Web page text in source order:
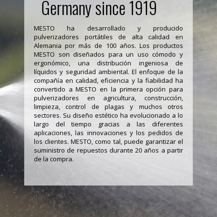
Germany since 1919
MESTO ha desarrollado y producido
pulverizadores portátiles de alta calidad en
Alemania por más de 100 años. Los productos
MESTO son diseñados para un uso cómodo y
ergonómico, una distribución ingeniosa de
líquidos y seguridad ambiental. El enfoque de la
compañía en calidad, eficiencia y la fiabilidad ha
convertido a MESTO en la primera opción para
pulverizadores en agricultura, construcción,
limpieza, control de plagas y muchos otros
sectores. Su diseño estético ha evolucionado a lo
largo del tiempo gracias a las diferentes
aplicaciones, las innovaciones y los pedidos de
los clientes. MESTO, como tal, puede garantizar el
suministro de repuestos durante 20 años a partir
de la compra.